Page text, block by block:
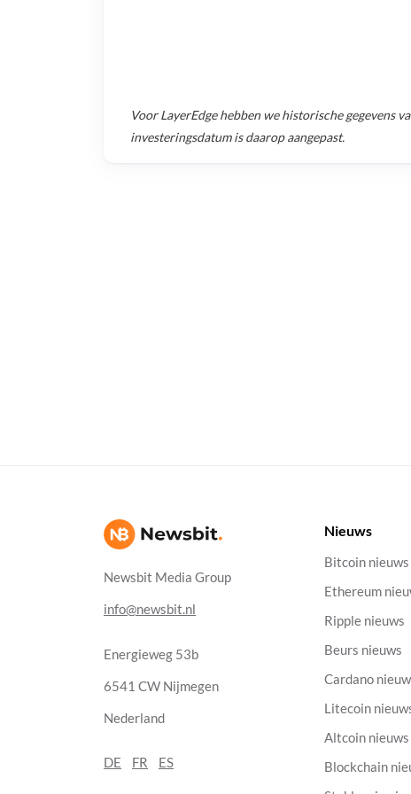
VoorLayerEdgehebben we historische gegevens
investeringsdatum is daarop aangepast.
Newsbit Media Group
info@newsbit.nl
Energieweg 53b
6541 CW Nijmegen
Nederland
DE FR ES
Nieuws
Bitcoin nieuws
Ethereum
Ripple nieuws
Beurs nieuws
Cardano
Litecoin
Altcoin nieuws
Blockchain